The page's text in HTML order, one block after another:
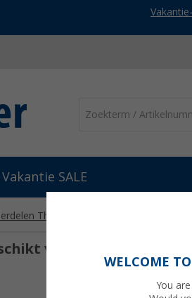
Vakantie SALE
Thule Thule Eindkappen
voor Omnistor 6300
WELCOME
You